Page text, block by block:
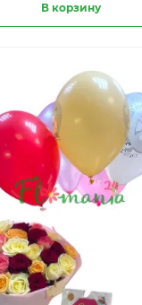
В корзину